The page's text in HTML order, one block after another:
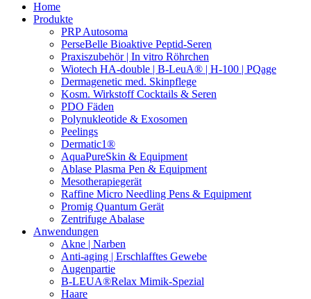
Home
Produkte
PRP Autosoma
PerseBelle Bioaktive Peptid-Seren
Praxiszubehör | In vitro Röhrchen
Wiotech HA-double | B-LeuA® | H-100 | PQage
Dermagenetic med. Skinpflege
Kosm. Wirkstoff Cocktails & Seren
PDO Fäden
Polynukleotide & Exosomen
Peelings
Dermatic1®
AquaPureSkin & Equipment
Ablase Plasma Pen & Equipment
Mesotherapiegerät
Raffine Micro Needling Pens & Equipment
Promig Quantum Gerät
Zentrifuge Abalase
Anwendungen
Akne | Narben
Anti-aging | Erschlafftes Gewebe
Augenpartie
B-LEUA®Relax Mimik-Spezial
Haare